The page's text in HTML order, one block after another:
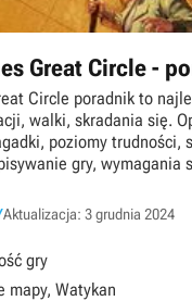
Great Circle -
Circle poradnik to
walki, skradania się.
poziomy trudności,
gry, wymagania
Aktualizacja: 3 grudnia 2024
gry
mapy, Watykan